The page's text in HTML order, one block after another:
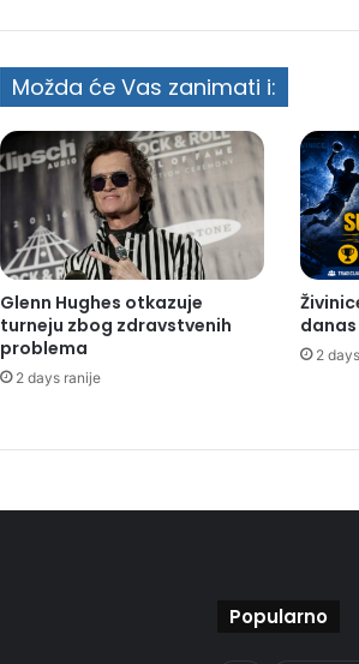
Možda će Vas zanimati i:
Glenn Hughes otkazuje
turneju zbog zdravstvenih
problema
2 days ranije
2
Popularno